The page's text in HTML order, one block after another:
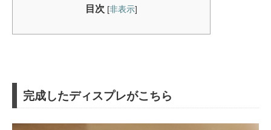
目次 [非表示]
完成したディスプレがこちら